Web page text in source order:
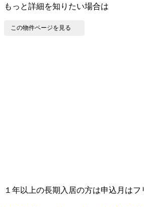
もっと詳細を知りたい場合は
この物件ページを見る
１年以上の長期入居の方は申込月はフ